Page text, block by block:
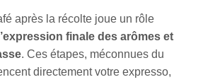
après la récolte joue un rôle
l’expression finale des arômes et
. Ces étapes, méconnues du
directement votre expresso,